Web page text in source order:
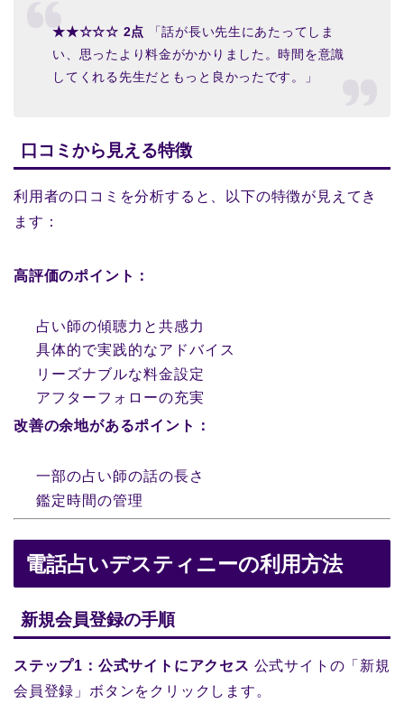
★★☆☆☆ 2点 「話が長い先生にあたってしま
い、思ったより料金がかかりました。時間を意識
してくれる先生だともっと良かったです。」
口コミから見える特徴
利用者の口コミを分析すると、以下の特徴が見えてき
ます：
高評価のポイント：
占い師の傾聴力と共感力
具体的で実践的なアドバイス
リーズナブルな料金設定
アフターフォローの充実
改善の余地があるポイント：
一部の占い師の話の長さ
鑑定時間の管理
電話占いデスティニーの利用方法
新規会員登録の手順
ステップ1：公式サイトにアクセス 公式サイトの「新規
会員登録」ボタンをクリックします。